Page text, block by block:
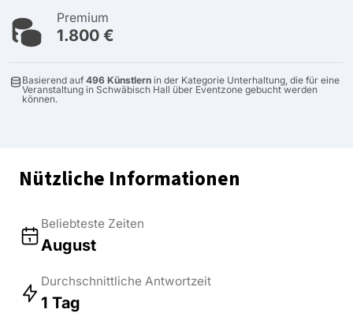
Premium
1.800 €
Basierend auf 496 Künstlern in der Kategorie Unterhaltung, die für eine
Veranstaltung in Schwäbisch Hall über Eventzone gebucht werden
können.
Nützliche Informationen
Beliebteste Zeiten
August
Durchschnittliche Antwortzeit
1 Tag